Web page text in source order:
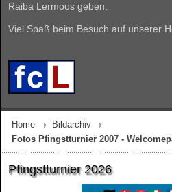
Raiba Lermoos geben.
Viel Spaß beim Besuch auf unserer
Home
Bildarchiv
Fotos Pfingstturnier 2007 -
Pfingstturnier 2026